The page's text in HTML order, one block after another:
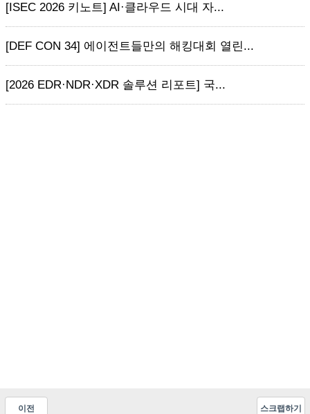
[ISEC 2026 키노트] AI·클라우드 시대 자...
[DEF CON 34] 에이전트들만의 해킹대회 열린...
[2026 EDR·NDR·XDR 솔루션 리포트] 국...
이전 스크랩하기